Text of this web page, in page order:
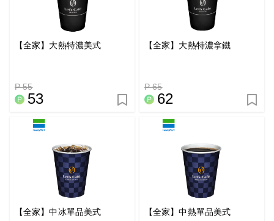
【全家】大熱特濃美式
P 55
53
【全家】大熱特濃拿鐵
P 65
62
【全家】中冰單品美式 【全家】中熱單品美式